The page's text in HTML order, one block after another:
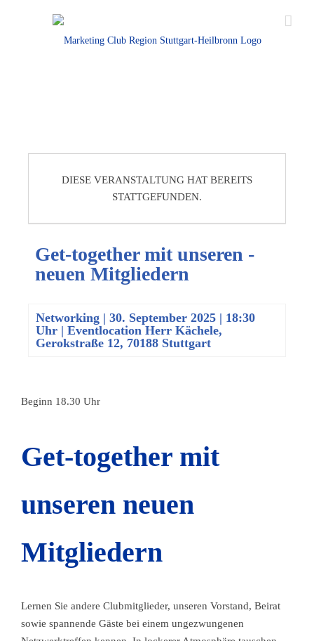
DIESE VERANSTALTUNG HAT BEREITS
STATTGEFUNDEN.
Get-together mit unseren ­
neuen Mitgliedern
Networking | 30. September 2025 | 18:30
Uhr | Eventlocation Herr Kächele,
Gerokstraße 12, 70188 Stuttgart
Beginn 18.30 Uhr
Get-together mit
unseren ­neuen
Mitgliedern
Lernen Sie andere Clubmitglieder, unseren Vorstand, Beirat
sowie spannende Gäste bei einem ungezwungenen